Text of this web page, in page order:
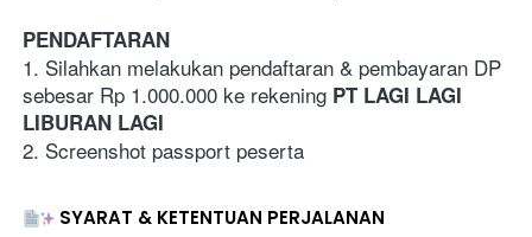
PENDAFTARAN
1. Silahkan melakukan pendaftaran & pembayaran DP
sebesar Rp 1.000.000 ke rekening PT LAGI LAGI
LIBURAN LAGI
2. Screenshot passport peserta
SYARAT & KETENTUAN PERJALANAN